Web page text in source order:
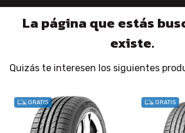
La página que estás
existe.
Quizás te interesen los siguientes
GRATIS GRATIS